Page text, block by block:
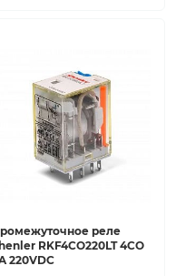
реле
RKF4CO220LT 4CO
220VDC